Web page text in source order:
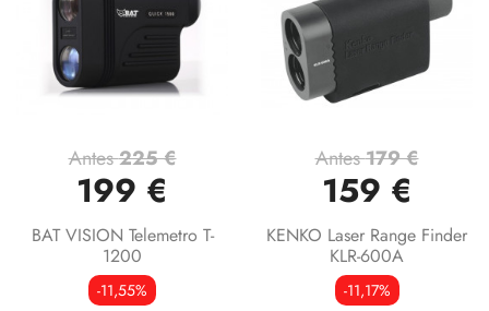
Antes225 €
199 €
BAT VISION Telemetro T-
1200
-11,55%
Antes179 €
159 €
KENKO Laser Range Finder
KLR-600A
-11,17%